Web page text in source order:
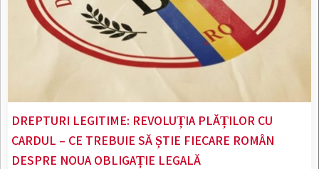
DREPTURI LEGITIME: REVOLUȚIA PLĂȚILOR CU
CARDUL – CE TREBUIE SĂ ȘTIE FIECARE ROMÂN
DESPRE NOUA OBLIGAȚIE LEGALĂ